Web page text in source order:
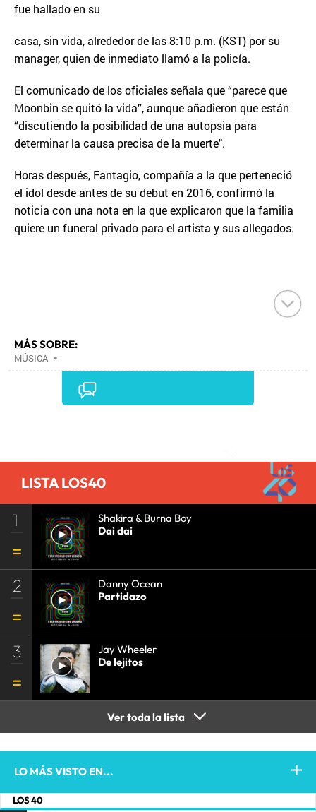
fue hallado en su
casa, sin vida, alrededor de las 8:10 p.m. (KST) por su
manager, quien de inmediato llamó a la policía.
El comunicado de los oficiales señala que “parece que
Moonbin se quitó la vida”, aunque añadieron que están
“discutiendo la posibilidad de una autopsia para
determinar la causa precisa de la muerte".
Horas después, Fantagio, compañía a la que perteneció
el idol desde antes de su debut en 2016, confirmó la
noticia con una nota en la que explicaron que la familia
quiere un funeral privado para el artista y sus allegados.
MÁS SOBRE:
MÚSICA •
LISTA LOS40
1
Shakira & Burna Boy
Dai dai
2
Danny Ocean
Partidazo
3
Jay Wheeler
De lejitos
Ver toda la lista
LO MÁS VISTO EN...
LOS 40